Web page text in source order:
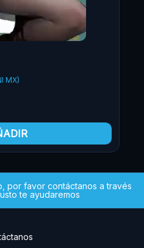
MX)
por favor contáctanos a través
te ayudaremos